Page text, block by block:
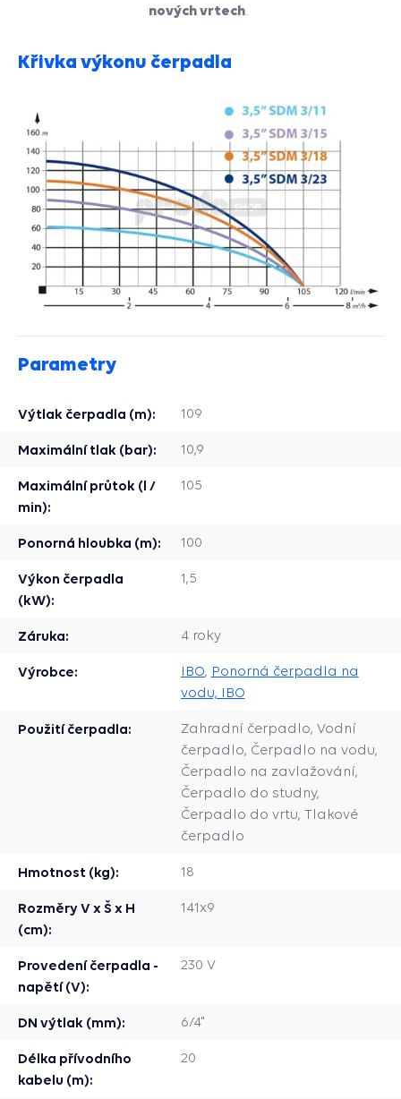
nových vrtech.
Křivka výkonu čerpadla
Parametry
Výtlak čerpadla (m): 109
Maximální tlak (bar): 10,9
Maximální průtok (l /
min):
105
Ponorná hloubka (m): 100
Výkon čerpadla
(kW):
1,5
Záruka: 4 roky
Výrobce: IBO, Ponorná čerpadla na
vodu, IBO
Použití čerpadla:
Zahradní čerpadlo, Vodní
čerpadlo, Čerpadlo na vodu,
Čerpadlo na zavlažování,
Čerpadlo do studny,
Čerpadlo do vrtu, Tlakové
čerpadlo
Hmotnost (kg): 18
Rozměry V x Š x H
(cm):
141x9
Provedení čerpadla -
napětí (V):
230 V
DN výtlak (mm): 6/4"
Délka přívodního
kabelu (m):
20